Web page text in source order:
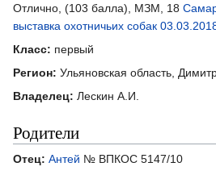
Отлично, (103 балла), МЗМ, 18
выставка охотничьих собак
Класс: первый
Регион: Ульяновская область,
Владелец: Лескин А.И.
Родители
Отец: Антей № ВПКОС 5147/10